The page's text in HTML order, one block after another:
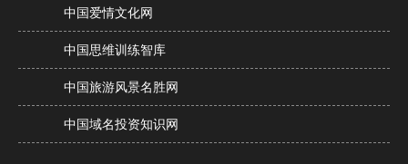
中国爱情文化网
中国思维训练智库
中国旅游风景名胜网
中国域名投资知识网